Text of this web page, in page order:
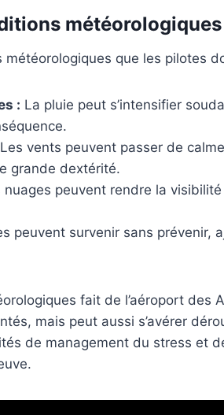
que les pilotes
: La pluie peut s’intensifier
Les vents peuvent passer de
grande dextérité.
nuages peuvent rendre la
peuvent survenir sans prévenir,
fait de l’aéroport des
mais peut aussi s’avérer
de management du stress et